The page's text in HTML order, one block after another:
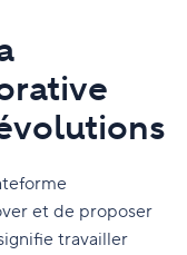
et de proposer
travailler